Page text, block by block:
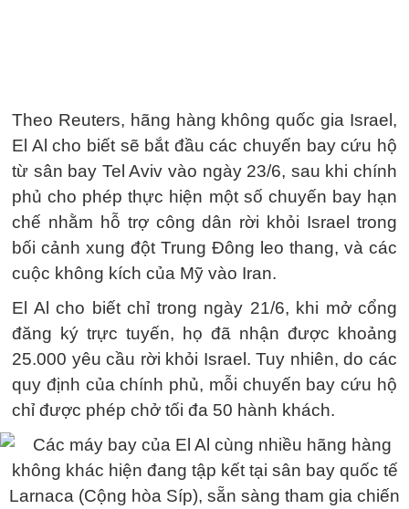
Theo Reuters, hãng hàng không quốc gia Israel,
El Al cho biết sẽ bắt đầu các chuyến bay cứu hộ
từ sân bay Tel Aviv vào ngày 23/6, sau khi chính
phủ cho phép thực hiện một số chuyến bay hạn
chế nhằm hỗ trợ công dân rời khỏi Israel trong
bối cảnh xung đột Trung Đông leo thang, và các
cuộc không kích của Mỹ vào Iran.
El Al cho biết chỉ trong ngày 21/6, khi mở cổng
đăng ký trực tuyến, họ đã nhận được khoảng
25.000 yêu cầu rời khỏi Israel. Tuy nhiên, do các
quy định của chính phủ, mỗi chuyến bay cứu hộ
chỉ được phép chở tối đa 50 hành khách.